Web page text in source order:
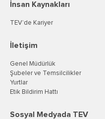
İnsan Kaynakları
TEV’de Kariyer
İletişim
Genel Müdürlük
Şubeler ve Temsilcilikler
Yurtlar
Etik Bildirim Hattı
Sosyal Medyada TEV